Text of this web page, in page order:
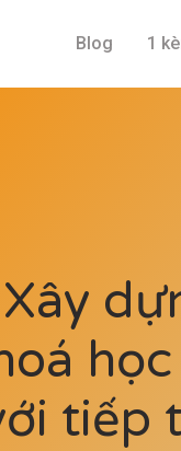
Blog 1
tiếp